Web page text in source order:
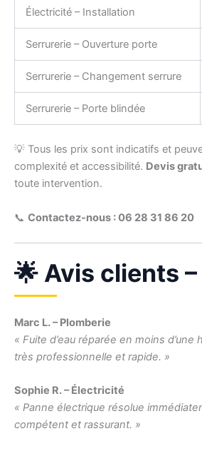
Électricité – Installation
Serrurerie – Ouverture porte
Serrurerie – Changement serrure
Serrurerie – Porte blindée
💡 Tous les prix sont indicatifs et
complexité et accessibilité. Devis
toute intervention.
📞 Contactez-nous : 06 28 31 86 20
🌟 Avis clients
Marc L. – Plomberie
« Fuite d’eau réparée en moins
très professionnelle et rapide. »
Sophie R. – Électricité
« Panne électrique résolue
compétent et rassurant. »